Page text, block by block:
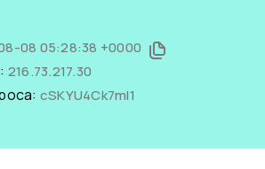
08 05:28:38 +0000
216.73.217.30
cSKYU4Ck7mI1